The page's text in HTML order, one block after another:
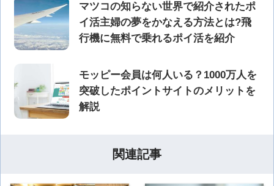
マツコの知らない世界で紹介されたポ
イ活主婦の夢をかなえる方法とは?飛
行機に無料で乗れるポイ活を紹介
モッピー会員は何人いる？1000万人を
突破したポイントサイトのメリットを
解説
関連記事